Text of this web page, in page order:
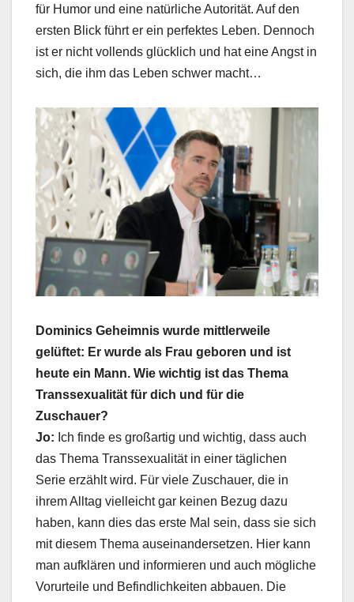
für Humor und eine natürliche Autorität. Auf den
ersten Blick führt er ein perfektes Leben. Dennoch
ist er nicht vollends glücklich und hat eine Angst in
sich, die ihm das Leben schwer macht…
Dominics Geheimnis wurde mittlerweile
gelüftet: Er wurde als Frau geboren und ist
heute ein Mann. Wie wichtig ist das Thema
Transsexualität für dich und für die
Zuschauer?
Jo: Ich finde es großartig und wichtig, dass auch
das Thema Transsexualität in einer täglichen
Serie erzählt wird. Für viele Zuschauer, die in
ihrem Alltag vielleicht gar keinen Bezug dazu
haben, kann dies das erste Mal sein, dass sie sich
mit diesem Thema auseinandersetzen. Hier kann
man aufklären und informieren und auch mögliche
Vorurteile und Befindlichkeiten abbauen. Die